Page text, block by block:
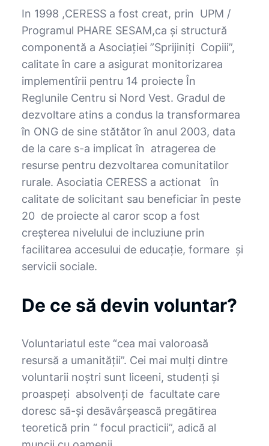
In 1998 ,CERESS a fost creat, prin UPM /
Programul PHARE SESAM,ca și structură
componentă a Asociației ”Sprijiniți Copiii”,
calitate în care a asigurat monitorizarea
implementîrii pentru 14 proiecte În
RegIunile Centru si Nord Vest. Gradul de
dezvoltare atins a condus la transformarea
în ONG de sine stătător în anul 2003, data
de la care s-a implicat în atragerea de
resurse pentru dezvoltarea comunitatilor
rurale. Asociatia CERESS a actionat în
calitate de solicitant sau beneficiar în peste
20 de proiecte al caror scop a fost
creșterea nivelului de incluziune prin
facilitarea accesului de educație, formare și
servicii sociale.
De ce să devin voluntar?
Voluntariatul este “cea mai valoroasă
resursă a umanităţii”. Cei mai mulţi dintre
voluntarii noştri sunt liceeni, studenţi şi
proaspeţi absolvenţi de facultate care
doresc să-şi desăvârşească pregătirea
teoretică prin “ focul practicii”, adică al